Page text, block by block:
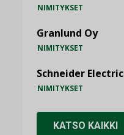
NIMITYKSET
Granlund Oy
NIMITYKSET
Schneider Electric
NIMITYKSET
KATSO KAIKKI